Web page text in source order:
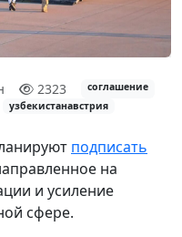
2323
соглашение
узбекистанавстрия
подписать
на
и усиление
сфере.